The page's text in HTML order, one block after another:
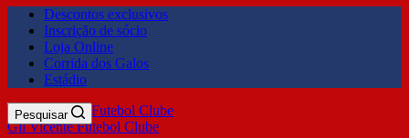
Descontos exclusivos
Inscrição de sócio
Loja Online
Corrida dos Galos
Estádio
Gil Vicente Futebol Clube
Pesquisar